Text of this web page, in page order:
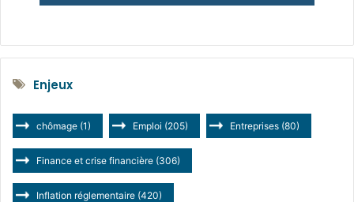
Enjeux
chômage (1) Emploi (205) Entreprises (80)
Finance et crise financière (306)
Inflation réglementaire (420)